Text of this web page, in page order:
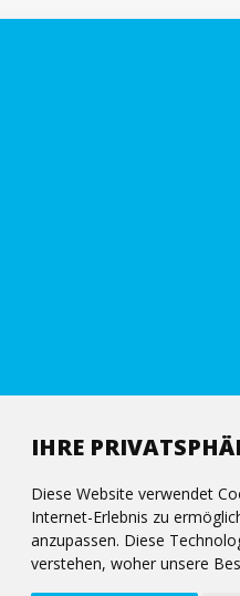
IHRE
Diese Website verwendet
Internet-Erlebnis zu
anzupassen. Diese
verstehen, woher unsere